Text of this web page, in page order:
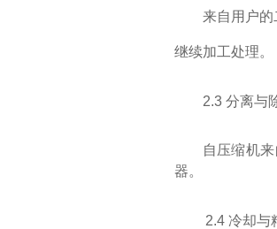
来自用户
继续加工处理。
2.3 分离与
自压缩机
器。
2.4 冷却与